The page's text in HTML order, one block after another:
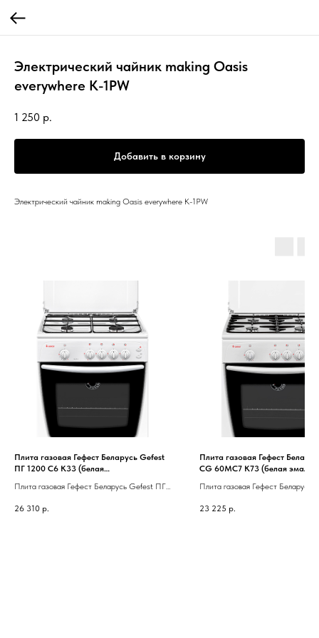
Электрический чайник making Oasis
everywhere K-1PW
1 250 р.
Добавить в корзину
Электрический чайник making Oasis everywhere K-1PW
Плита газовая Гефест Беларусь Gefest
ПГ 1200 С6 К33 (белая
розжиг, подсветка)
Плита газовая Гефест Беларусь Gefest ПГ
газ-контроль, розжиг, подсветка)
26 310 р.
Плита газовая Гефест
CG 60MС7 K73 (белая эмаль,
газ-контроль)
Плита газовая Гефест Беларусь
чугун решетки, полный газ-
23 225 р.